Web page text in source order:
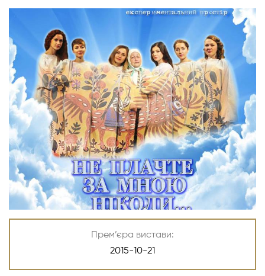
Прем’єра вистави:
2015-10-21